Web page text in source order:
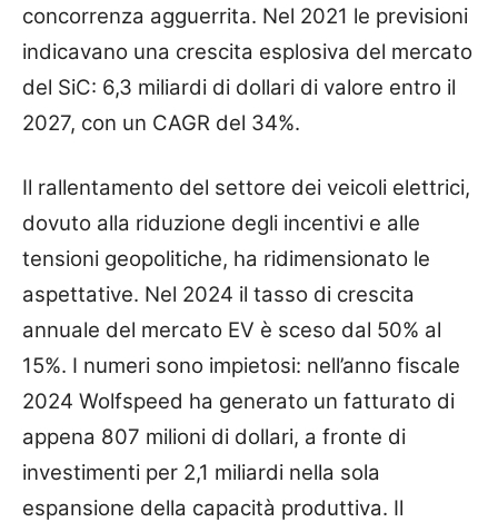
concorrenza agguerrita. Nel 2021 le previsioni
indicavano una crescita esplosiva del mercato
del SiC: 6,3 miliardi di dollari di valore entro il
2027, con un CAGR del 34%.
Il rallentamento del settore dei veicoli elettrici,
dovuto alla riduzione degli incentivi e alle
tensioni geopolitiche, ha ridimensionato le
aspettative. Nel 2024 il tasso di crescita
annuale del mercato EV è sceso dal 50% al
15%. I numeri sono impietosi: nell’anno fiscale
2024 Wolfspeed ha generato un fatturato di
appena 807 milioni di dollari, a fronte di
investimenti per 2,1 miliardi nella sola
espansione della capacità produttiva. Il